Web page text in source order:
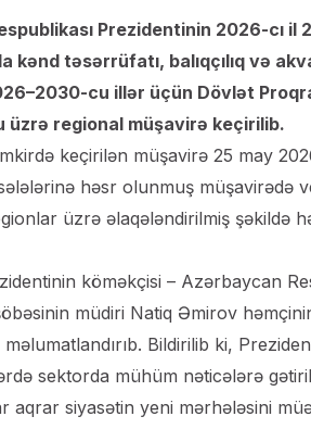
Prezidentinin 2026-cı il
kənd təsərrüfatı, balıqçılıq və
cu illər üçün Dövlət
üzrə regional müşavirə keçirilib.
keçirilən müşavirə 25 may
həsr olunmuş müşavirədə
üzrə əlaqələndirilmiş şəkildə
köməkçisi – Azərbaycan
müdiri Natiq Əmirov
məlumatlandırıb. Bildirilib ki,
sektorda mühüm nəticələrə
aqrar siyasətin yeni mərhələsini